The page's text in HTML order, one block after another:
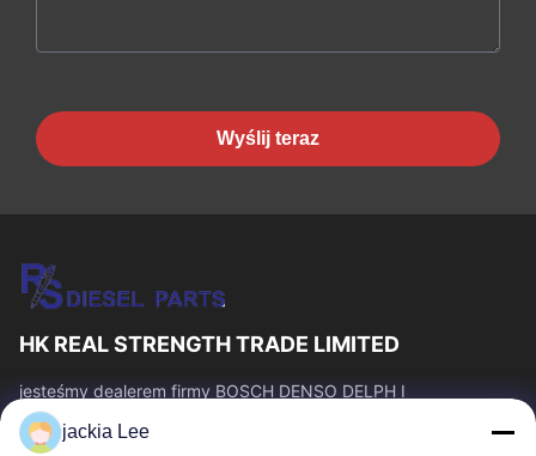
Wyślij teraz
HK REAL STRENGTH TRADE LIMITED
jesteśmy dealerem firmy BOSCH DENSO DELPH I
CATERPILLAR VOLVO CUMMINS TOYOTA ISUZU. Numer
WhatsApp: 0086 159 2067 9523.
jackia Lee